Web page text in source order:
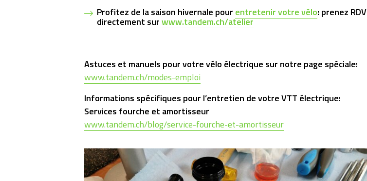
Profitez de la saison hivernale pour entretenir votre vélo: prenez RDV
directement surwww.tandem.ch/atelier
Astuces et manuels pour votre vélo électrique sur notre page spéciale:
www.tandem.ch/modes-emploi
Informations spécifiques pour l’entretien de votre VTT électrique:
Services fourche et amortisseur
www.tandem.ch/blog/service-fourche-et-amortisseur